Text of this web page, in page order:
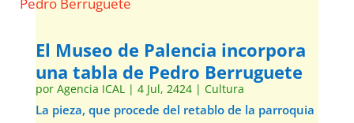
El Museo de Palencia incorpora
una tabla de Pedro Berruguete
por Agencia ICAL| 4 Jul, 2424| Cultura
La pieza, que procede del retablo de la parroquia